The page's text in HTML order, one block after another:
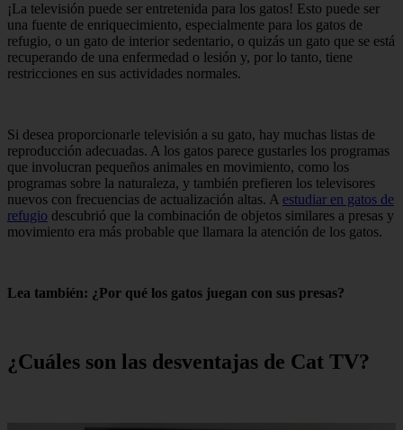
¡La televisión puede ser entretenida para los gatos! Esto puede ser
una fuente de enriquecimiento, especialmente para los gatos de
refugio, o un gato de interior sedentario, o quizás un gato que se está
recuperando de una enfermedad o lesión y, por lo tanto, tiene
restricciones en sus actividades normales.
Si desea proporcionarle televisión a su gato, hay muchas listas de
reproducción adecuadas. A los gatos parece gustarles los programas
que involucran pequeños animales en movimiento, como los
programas sobre la naturaleza, y también prefieren los televisores
nuevos con frecuencias de actualización altas. A estudiar en gatos de
refugio descubrió que la combinación de objetos similares a presas y
movimiento era más probable que llamara la atención de los gatos.
Lea también: ¿Por qué los gatos juegan con sus presas?
¿Cuáles son las desventajas de Cat TV?